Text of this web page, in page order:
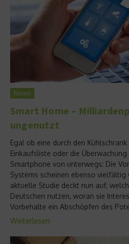
News
Smart Home –
ungenutzt
Egal ob eine durch den
Einkaufsliste oder die
Smartphone von unterwegs: Die
Systems scheinen ebenso vielfältig
aktuelle Studie deckt nun auf,
Deutschen nutzen, woran sie
Vorbehalte ein Abschöpfen des
Weiterlesen